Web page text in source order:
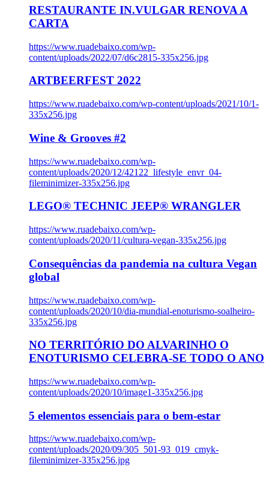
RESTAURANTE IN.VULGAR RENOVA A
CARTA
https://www.ruadebaixo.com/wp-
content/uploads/2022/07/d6c2815-335x256.jpg
ARTBEERFEST 2022
https://www.ruadebaixo.com/wp-content/uploads/2021/10/1-
335x256.jpg
Wine & Grooves #2
https://www.ruadebaixo.com/wp-
content/uploads/2020/12/42122_lifestyle_envr_04-
fileminimizer-335x256.jpg
LEGO® TECHNIC JEEP® WRANGLER
https://www.ruadebaixo.com/wp-
content/uploads/2020/11/cultura-vegan-335x256.jpg
Consequências da pandemia na cultura Vegan
global
https://www.ruadebaixo.com/wp-
content/uploads/2020/10/dia-mundial-enoturismo-soalheiro-
335x256.jpg
NO TERRITÓRIO DO ALVARINHO O
ENOTURISMO CELEBRA-SE TODO O ANO
https://www.ruadebaixo.com/wp-
content/uploads/2020/10/image1-335x256.jpg
5 elementos essenciais para o bem-estar
https://www.ruadebaixo.com/wp-
content/uploads/2020/09/305_501-93_019_cmyk-
fileminimizer-335x256.jpg